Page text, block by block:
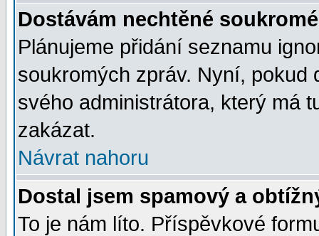
Dostávám nechtěné
Plánujeme přidání seznamu
soukromých zpráv. Nyní, pokud
svého administrátora, který má
zakázat.
Návrat nahoru
Dostal jsem spamový a
To je nám líto. Příspěvkové